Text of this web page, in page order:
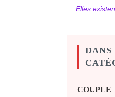
Elles
DANS
COUPLE